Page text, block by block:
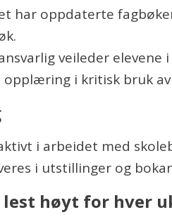
har oppdaterte
veileder elevene
opplæring i kritisk bruk
i arbeidet med
i utstillinger og
lest høyt for hver